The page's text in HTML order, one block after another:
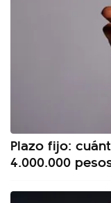
Plazo fijo:
4.000.000